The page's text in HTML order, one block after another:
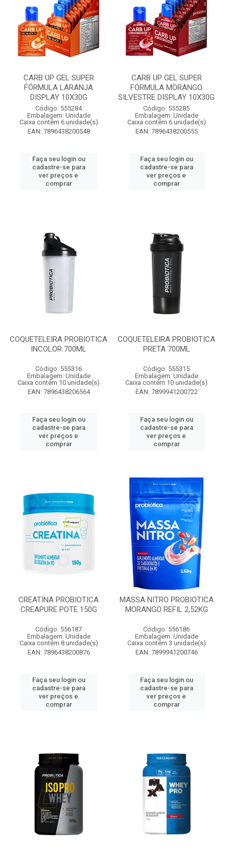
CARB UP GEL SUPER
FÓRMULA LARANJA
DISPLAY 10X30G
Código: 555284
Embalagem: Unidade
Caixa contém 6 unidade(s)
EAN: 7896438200548
Faça seu login ou
cadastre-se para
ver preços e
comprar
CARB UP GEL SUPER
FÓRMULA MORANGO
SILVESTRE DISPLAY 10X30G
Código: 555285
Embalagem: Unidade
Caixa contém 6 unidade(s)
EAN: 7896438200555
Faça seu login ou
cadastre-se para
ver preços e
comprar
COQUETELEIRA PROBIOTICA
INCOLOR 700ML
Código: 555316
Embalagem: Unidade
Caixa contém 10 unidade(s)
EAN: 7896438206564
Faça seu login ou
cadastre-se para
ver preços e
comprar
COQUETELEIRA PROBIOTICA
PRETA 700ML
Código: 555315
Embalagem: Unidade
Caixa contém 10 unidade(s)
EAN: 7899941200722
Faça seu login ou
cadastre-se para
ver preços e
comprar
CREATINA PROBIOTICA
CREAPURE POTE 150G
Código: 556187
Embalagem: Unidade
Caixa contém 8 unidade(s)
EAN: 7896438200876
Faça seu login ou
cadastre-se para
ver preços e
comprar
MASSA NITRO PROBIOTICA
MORANGO REFIL 2,52KG
Código: 556186
Embalagem: Unidade
Caixa contém 3 unidade(s)
EAN: 7899941200746
Faça seu login ou
cadastre-se para
ver preços e
comprar